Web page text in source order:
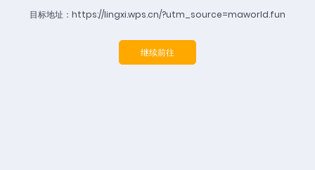
目标地址：https://lingxi.wps.cn/?utm_source=maworld.fun
继续前往